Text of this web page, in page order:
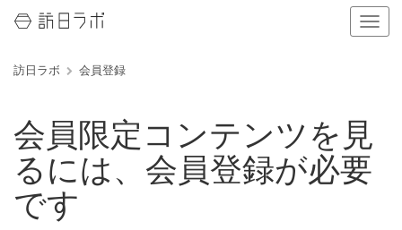
ナ
ビ
の
表
訪日ラボ 会員登録
会員限定コンテンツを見
るには、会員登録が必要
です